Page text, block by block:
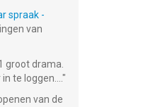
spraak -
van
groot drama.
te loggen.... "
van de